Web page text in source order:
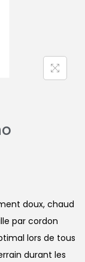
doux, chaud
par cordon
lors de tous
durant les